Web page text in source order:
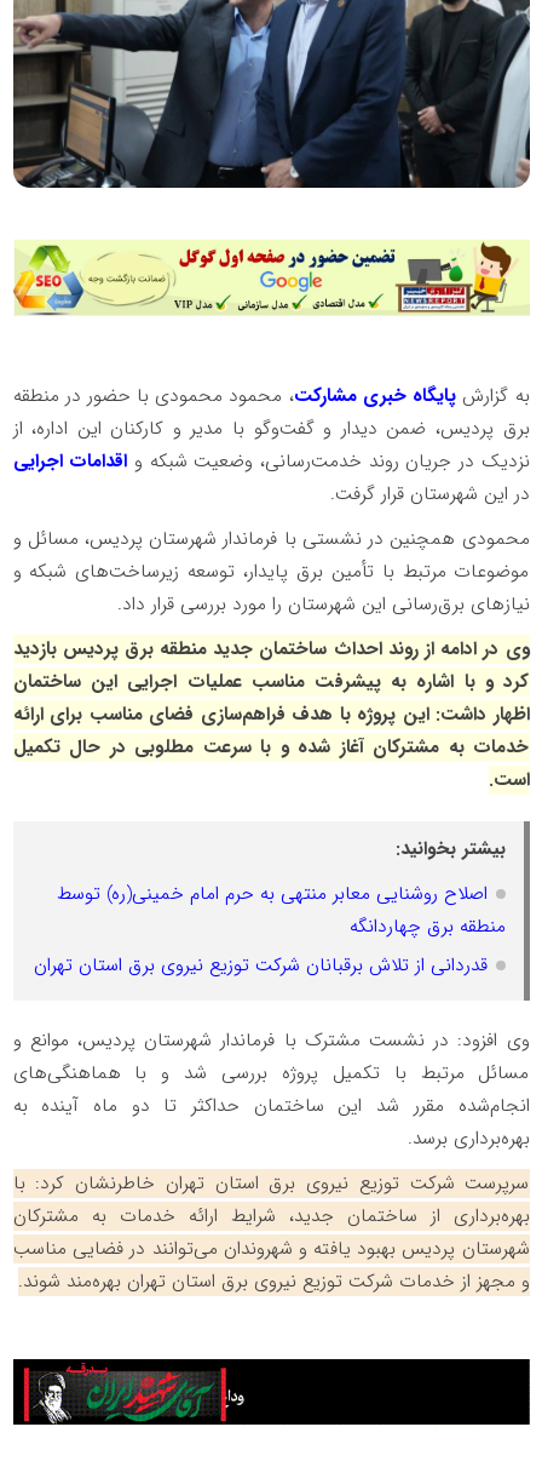
به گزارش پایگاه خبری مشارکت، محمود محمودی با حضور در منطقه
برق پردیس، ضمن دیدار و گفت‌وگو با مدیر و کارکنان این اداره، از
نزدیک در جریان روند خدمت‌رسانی، وضعیت شبکه و اقدامات اجرایی
در این شهرستان قرار گرفت.
️محمودی همچنین در نشستی با فرماندار شهرستان پردیس، مسائل و
موضوعات مرتبط با تأمین برق پایدار، توسعه زیرساخت‌های شبکه و
نیازهای برق‌رسانی این شهرستان را مورد بررسی قرار داد.
️وی در ادامه از روند احداث ساختمان جدید منطقه برق پردیس بازدید
کرد و با اشاره به پیشرفت مناسب عملیات اجرایی این ساختمان
اظهار داشت: این پروژه با هدف فراهم‌سازی فضای مناسب برای ارائه
خدمات به مشترکان آغاز شده و با سرعت مطلوبی در حال تکمیل
است.
بیشتر بخوانید:
اصلاح روشنایی معابر منتهی به حرم امام خمینی(ره) توسط
منطقه برق چهاردانگه
قدردانی از تلاش برقبانان شرکت توزیع نیروی برق استان تهران
️وی افزود: در نشست مشترک با فرماندار شهرستان پردیس، موانع و
مسائل مرتبط با تکمیل پروژه بررسی شد و با هماهنگی‌های
انجام‌شده مقرر شد این ساختمان حداکثر تا دو ماه آینده به
بهره‌برداری برسد.
️سرپرست شرکت توزیع نیروی برق استان تهران خاطرنشان کرد: با
بهره‌برداری از ساختمان جدید، شرایط ارائه خدمات به مشترکان
شهرستان پردیس بهبود یافته و شهروندان می‌توانند در فضایی مناسب
و مجهز از خدمات شرکت توزیع نیروی برق استان تهران بهره‌مند شوند.